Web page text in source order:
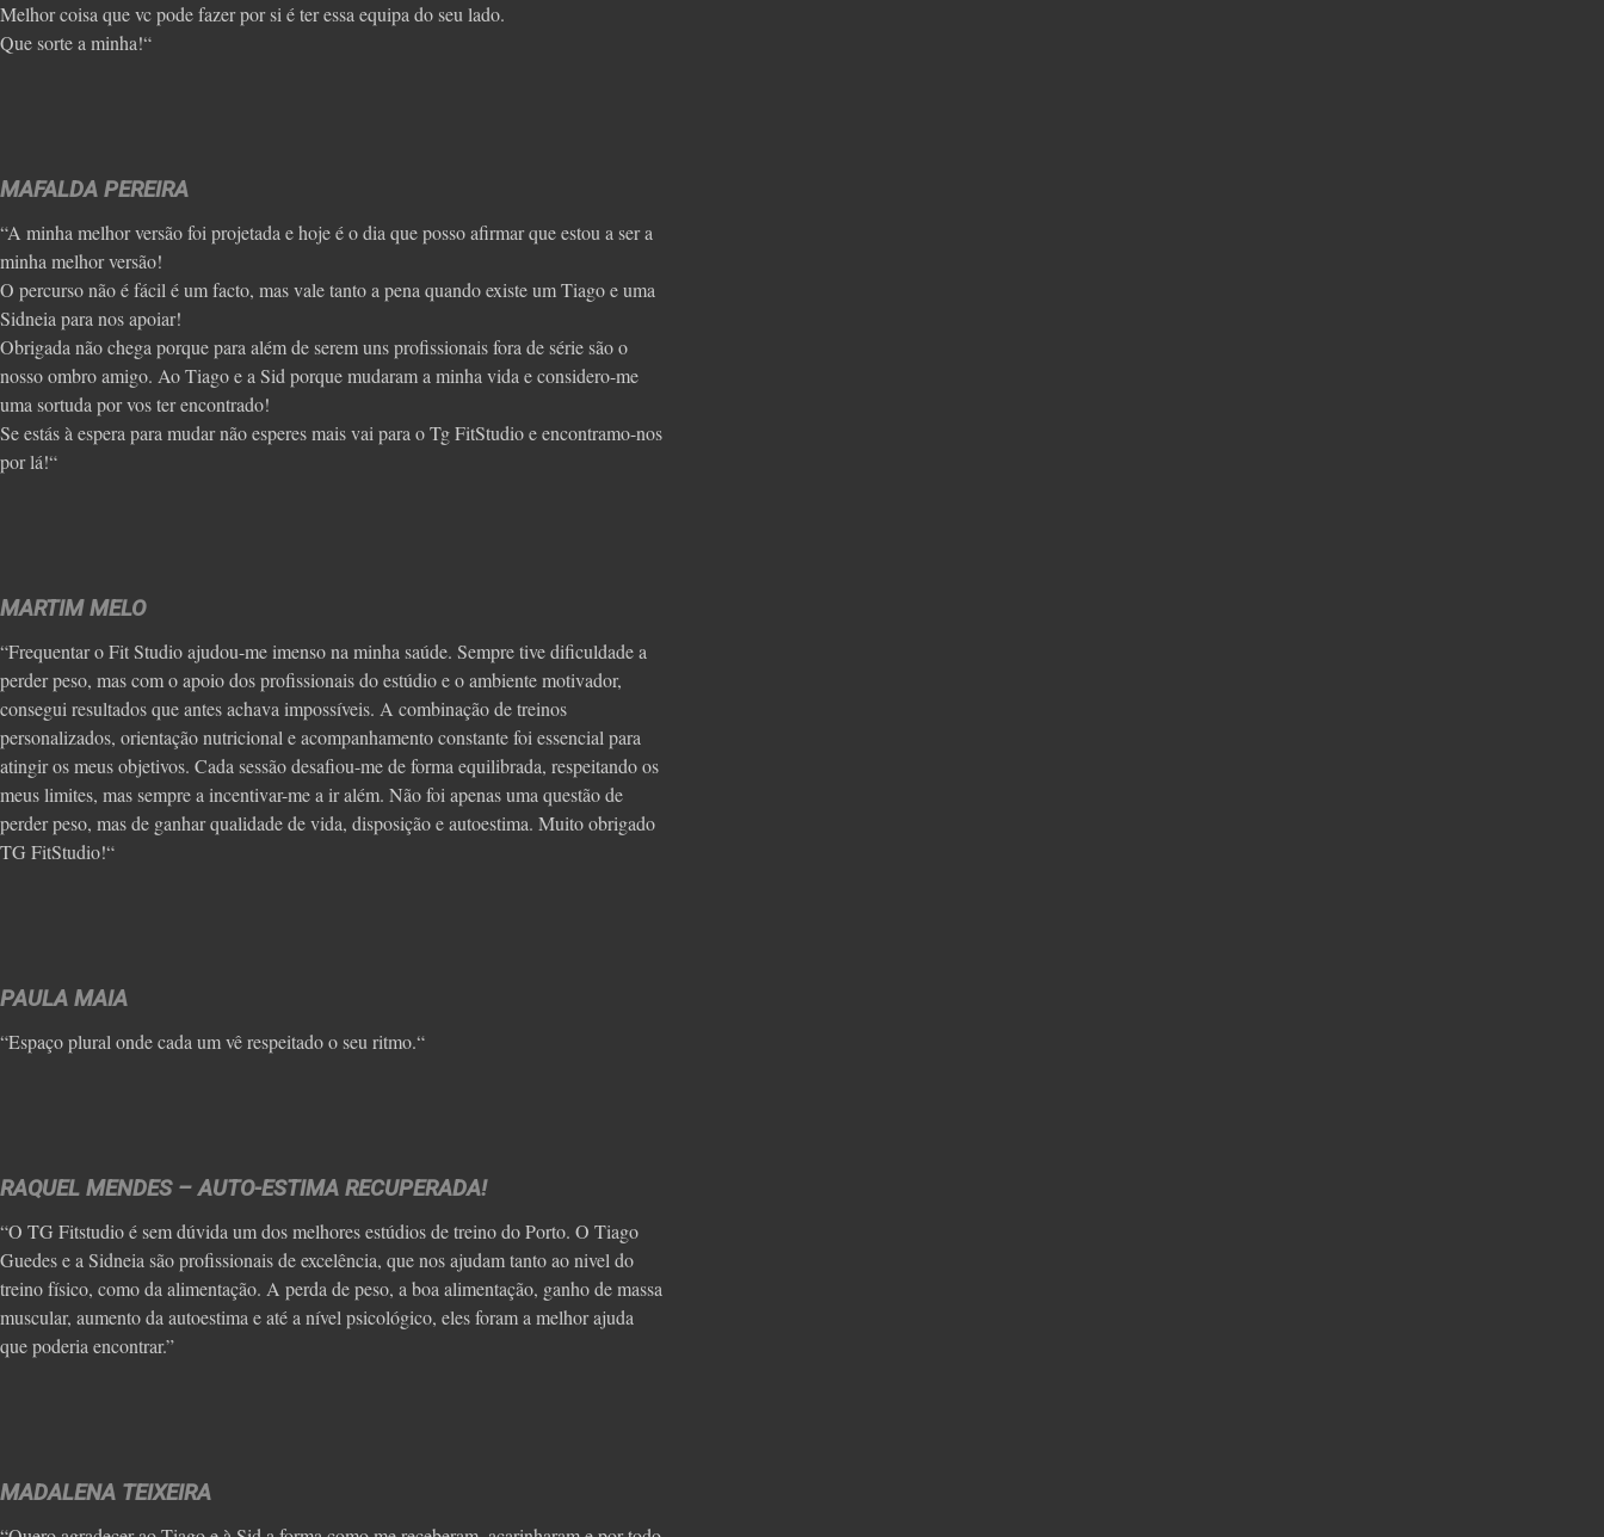
Melhor coisa que vc pode fazer por si é ter essa equipa do seu lado.
Que sorte a minha!“
MAFALDA PEREIRA
“A minha melhor versão foi projetada e hoje é o dia que posso afirmar que estou a ser a
minha melhor versão!
O percurso não é fácil é um facto, mas vale tanto a pena quando existe um Tiago e uma
Sidneia para nos apoiar!
Obrigada não chega porque para além de serem uns profissionais fora de série são o
nosso ombro amigo. Ao Tiago e a Sid porque mudaram a minha vida e considero-me
uma sortuda por vos ter encontrado!
Se estás à espera para mudar não esperes mais vai para o Tg FitStudio e encontramo-nos
por lá!“
MARTIM MELO
“Frequentar o Fit Studio ajudou-me imenso na minha saúde. Sempre tive dificuldade a
perder peso, mas com o apoio dos profissionais do estúdio e o ambiente motivador,
consegui resultados que antes achava impossíveis. A combinação de treinos
personalizados, orientação nutricional e acompanhamento constante foi essencial para
atingir os meus objetivos. Cada sessão desafiou-me de forma equilibrada, respeitando os
meus limites, mas sempre a incentivar-me a ir além. Não foi apenas uma questão de
perder peso, mas de ganhar qualidade de vida, disposição e autoestima. Muito obrigado
TG FitStudio!“
PAULA MAIA
“Espaço plural onde cada um vê respeitado o seu ritmo.“
RAQUEL MENDES – AUTO-ESTIMA RECUPERADA!
“O TG Fitstudio é sem dúvida um dos melhores estúdios de treino do Porto. O Tiago
Guedes e a Sidneia são profissionais de excelência, que nos ajudam tanto ao nivel do
treino físico, como da alimentação. A perda de peso, a boa alimentação, ganho de massa
muscular, aumento da autoestima e até a nível psicológico, eles foram a melhor ajuda
que poderia encontrar.”
MADALENA TEIXEIRA